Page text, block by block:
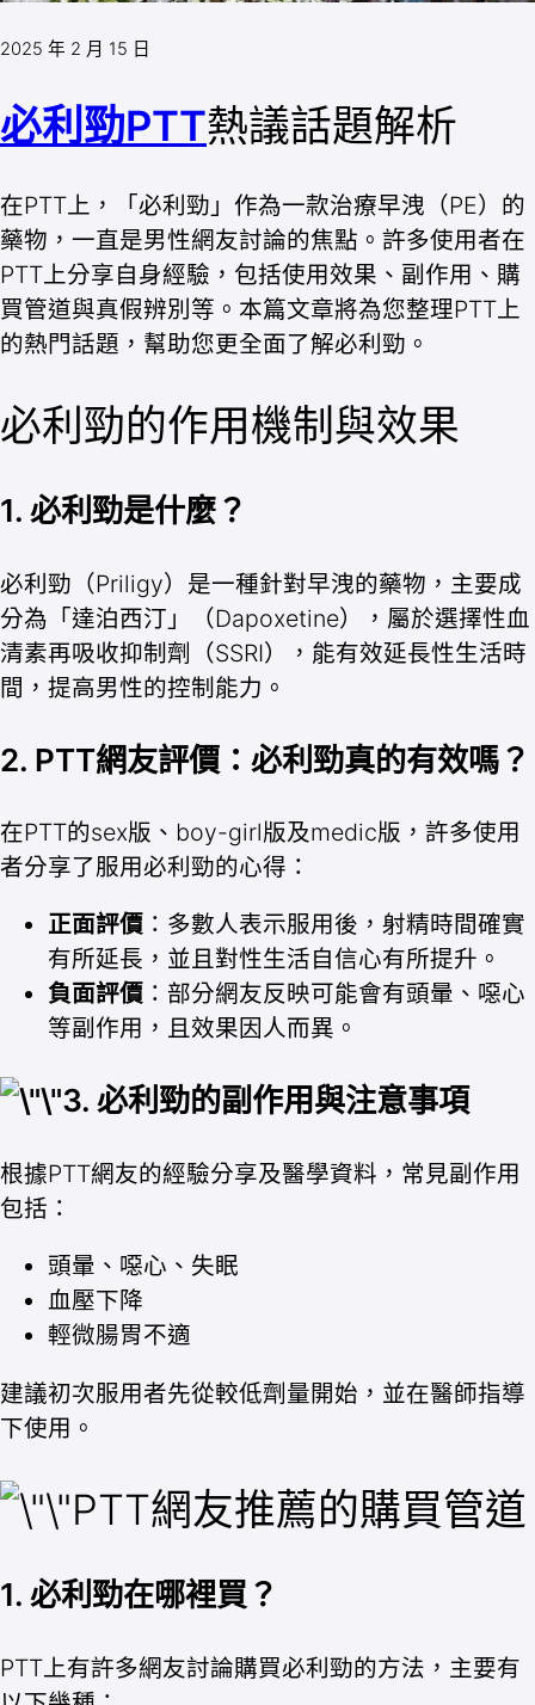
2025 年 2 月 15 日
必利勁PTT熱議話題解析
在PTT上，「必利勁」作為一款治療早洩（PE）的
藥物，一直是男性網友討論的焦點。許多使用者在
PTT上分享自身經驗，包括使用效果、副作用、購
買管道與真假辨別等。本篇文章將為您整理PTT上
的熱門話題，幫助您更全面了解必利勁。
必利勁的作用機制與效果
1. 必利勁是什麼？
必利勁（Priligy）是一種針對早洩的藥物，主要成
分為「達泊西汀」（Dapoxetine），屬於選擇性血
清素再吸收抑制劑（SSRI），能有效延長性生活時
間，提高男性的控制能力。
2. PTT網友評價：必利勁真的有效嗎？
在PTT的sex版、boy-girl版及medic版，許多使用
者分享了服用必利勁的心得：
正面評價 ：多數人表示服用後，射精時間確實
有所延長，並且對性生活自信心有所提升。
負面評價 ：部分網友反映可能會有頭暈、噁心
等副作用，且效果因人而異。
3. 必利勁的副作用與注意事項
根據PTT網友的經驗分享及醫學資料，常見副作用
包括：
頭暈、噁心、失眠
血壓下降
輕微腸胃不適
建議初次服用者先從較低劑量開始，並在醫師指導
下使用。
PTT網友推薦的購買管道
1. 必利勁在哪裡買？
PTT上有許多網友討論購買必利勁的方法，主要有